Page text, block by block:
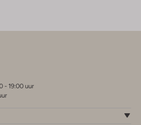
- 19:00 uur